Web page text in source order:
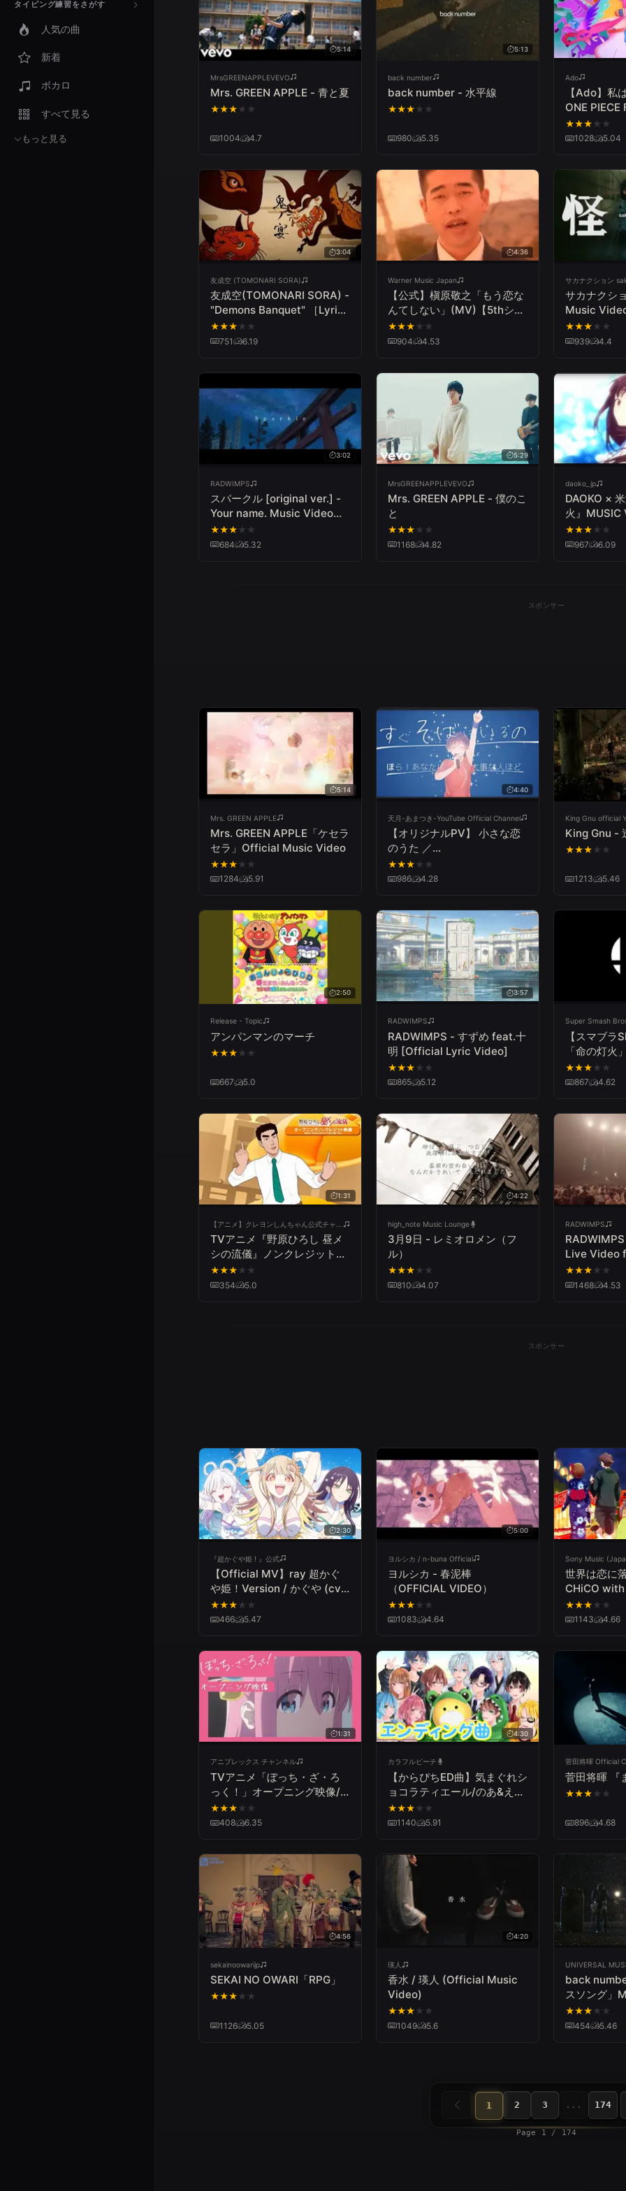
タイピング練習をさがす
人気の曲
新着
ボカロ
すべて見る
もっと見る
5:14
MrsGREENAPPLEVEVO
Mrs. GREEN APPLE - 青と夏
★★★ ★ ★
1004 4.7
5:13
back number
back number - 水平線
★★★ ★ ★
980 5.35
Ado
【Ado】私
ONE PIECE
★★★ ★ ★
1028
5.04
3:04
友成空 (TOMONARI SORA)
友成空(TOMONARI SORA) -
"Demons Banquet" ［Lyric
Video］
★★★ ★ ★
751
6.19
4:36
Warner Music Japan
【公式】槇原敬之「もう恋な
んてしない」(MV)【5thシン
グル】 (1992年) Noriyuki
Makihara/Mo Koinante
★★★ ★ ★
904
4.53
サカナクション
サカナクシ
Music
★★★ ★ ★
939
4.4
3:02
RADWIMPS
スパークル [original ver.] -
Your name. Music Video
edition- 予告編 from new
album「人間開花」初回盤
★★★ ★ ★
684
5.32
5:29
MrsGREENAPPLEVEVO
Mrs. GREEN APPLE - 僕のこ
と
★★★ ★ ★
1168
4.82
daoko_jp
DAOKO ×
火』MUSIC
★★★ ★ ★
967
6.09
スポンサー
5:14
Mrs. GREEN APPLE
Mrs. GREEN APPLE「ケセラ
セラ」Official Music Video
★★★ ★ ★
1284
5.91
4:40
天月-あまつき-YouTube Official Channel
【オリジナルPV】 小さな恋
のうた ／
MONGOL800(cover) by天
月
★★★ ★ ★
986
4.28
King Gnu official
King Gnu -
★★★ ★ ★
1213 5.46
2:50
Release - Topic
アンパンマンのマーチ
★★★ ★ ★
667 5.0
3:57
RADWIMPS
RADWIMPS - すずめ feat.十
明 [Official Lyric Video]
★★★ ★ ★
865
5.12
Super Smash
【スマブラ
「命の灯火」
★★★ ★ ★
867
4.62
1:31
TVアニメ『野原ひろし 昼メ
シの流儀』ノンクレジットオ
ープニング映像｜Mega
Shinnosuke「ごはん食べ
★★★ ★ ★
354
5.0
4:22
high_note Music Lounge
3月9日 - レミオロメン（フ
ル）
★★★ ★ ★
810
4.07
RADWIMPS
Live Video
ANTI
2019"]
★★★ ★ ★
1468
4.53
スポンサー
2:30
『超かぐや姫 ! 』公式
【Official MV】ray 超かぐ
や姫！Version / かぐや (cv.
夏吉ゆうこ)、月見ヤチヨ
(cv.早見沙織) from #超かぐ
★★★ ★ ★
466
5.47
5:00
ヨルシカ / n-buna Official
ヨルシカ - 春泥棒
（OFFICIAL VIDEO）
★★★ ★ ★
1083
4.64
Sony Music
世界は恋に
CHiCO
★★★ ★ ★
1143
4.66
1:31
アニプレックス チャンネル
TVアニメ「ぼっち・ざ・ろ
っく！」オープニング映像/
「青春コンプレックス」#結
束バンド
★★★ ★ ★
408
6.35
4:30
カラフルピーチ
【からぴちED曲】気まぐれシ
ョコラティエール/のあ&えと
歌ってみた
★★★ ★ ★
1140
5.91
菅田将暉 Official
菅田将暉 『
★★★ ★ ★
896 4.68
4:56
sekainoowarijp
SEKAI NO OWARI「RPG」
★★★ ★ ★
1126 5.05
4:20
瑛人
香水 / 瑛人 (Official Music
Video)
★★★ ★ ★
1049
5.6
UNIVERSAL
back
スソング」
★★★ ★ ★
454
5.46
1 2 3 ... 174
Page 1 / 174